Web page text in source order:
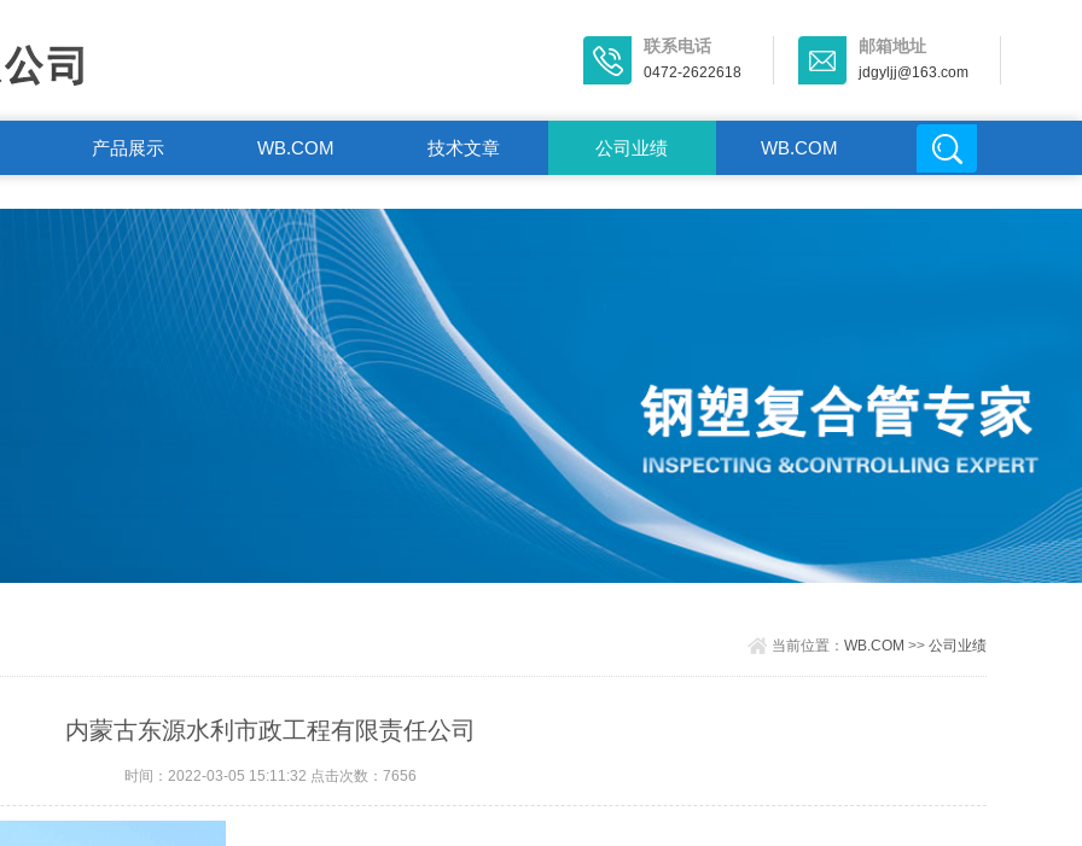
联系电话
0472-2622618
邮箱地址
jdgyljj@163.com
产品展示 WB.COM 技术文章 公司业绩 WB.COM
当前位置： WB.COM >> 公司业绩
内蒙古东源水利市政工程有限责任公司
时间：2022-03-05 15:11:32 点击次数：7656